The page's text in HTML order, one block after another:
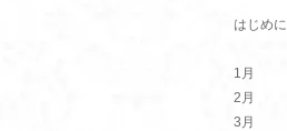
はじめに
1月
2月
3月